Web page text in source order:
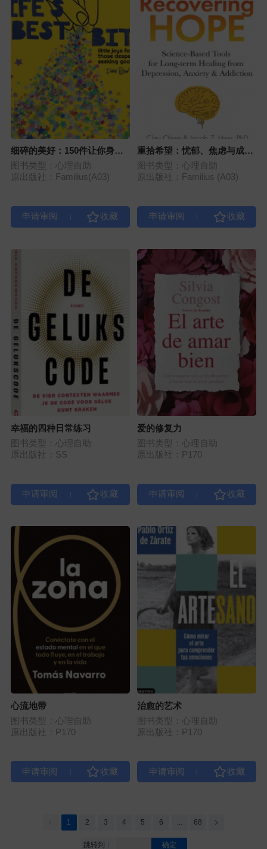
细碎的美好：150件让你身心
愉悦的小事
图书类型：心理自助
原出版社：Familius(A03)
重拾希望：忧郁、焦虑与成瘾
的科学自救手册
图书类型：心理自助
原出版社：Familius (A03)
幸福的四种日常练习
图书类型：心理自助
原出版社：SS
爱的修复力
图书类型：心理自助
原出版社：P170
心流地带
图书类型：心理自助
原出版社：P170
治愈的艺术
图书类型：心理自助
原出版社：P170
1 2 3 4 5 6 ... 68
跳转到： 确定